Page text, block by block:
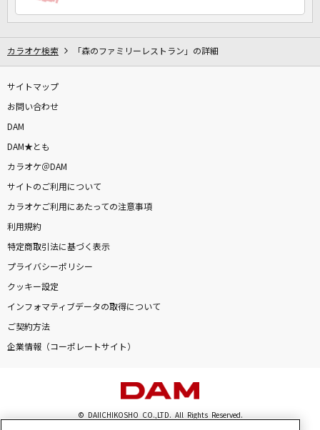
カラオケ検索 「森のファミリーレストラン」の詳細
サイトマップ
お問い合わせ
DAM
DAM★とも
カラオケ＠DAM
サイトのご利用について
カラオケご利用にあたっての注意事項
利用規約
特定商取引法に基づく表示
プライバシーポリシー
クッキー設定
インフォマティブデータの取得について
ご契約方法
企業情報（コーポレートサイト）
© DAIICHIKOSHO CO.,LTD. All Rights Reserved.